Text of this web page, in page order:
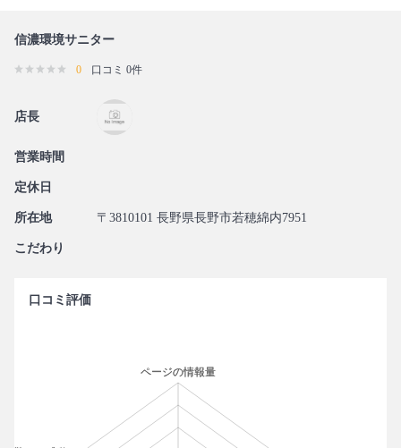
信濃環境サニター
0 口コミ 0件
店長
営業時間
定休日
所在地 〒3810101 長野県長野市若穂綿内7951
こだわり
口コミ評価